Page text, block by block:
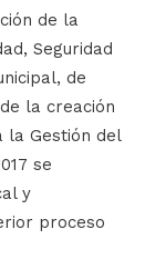
de la
Seguridad
de
la creación
la Gestión del
se
y
proceso